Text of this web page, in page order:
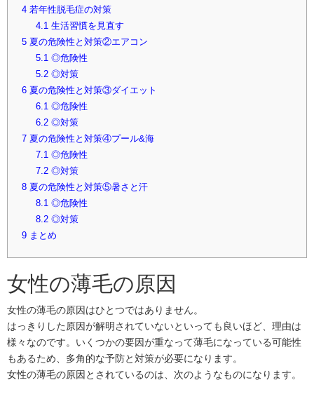
4 若年性脱毛症の対策
4.1生活習慣を見直す
5 夏の危険性と対策②エアコン
5.1◎危険性
5.2◎対策
6 夏の危険性と対策③ダイエット
6.1◎危険性
6.2◎対策
7 夏の危険性と対策④プール&海
7.1◎危険性
7.2◎対策
8 夏の危険性と対策⑤暑さと汗
8.1◎危険性
8.2◎対策
9 まとめ
女性の薄毛の原因
女性の薄毛の原因はひとつではありません。
はっきりした原因が解明されていないといっても良いほど、理由は
様々なのです。いくつかの要因が重なって薄毛になっている可能性
もあるため、多角的な予防と対策が必要になります。
女性の薄毛の原因とされているのは、次のようなものになります。